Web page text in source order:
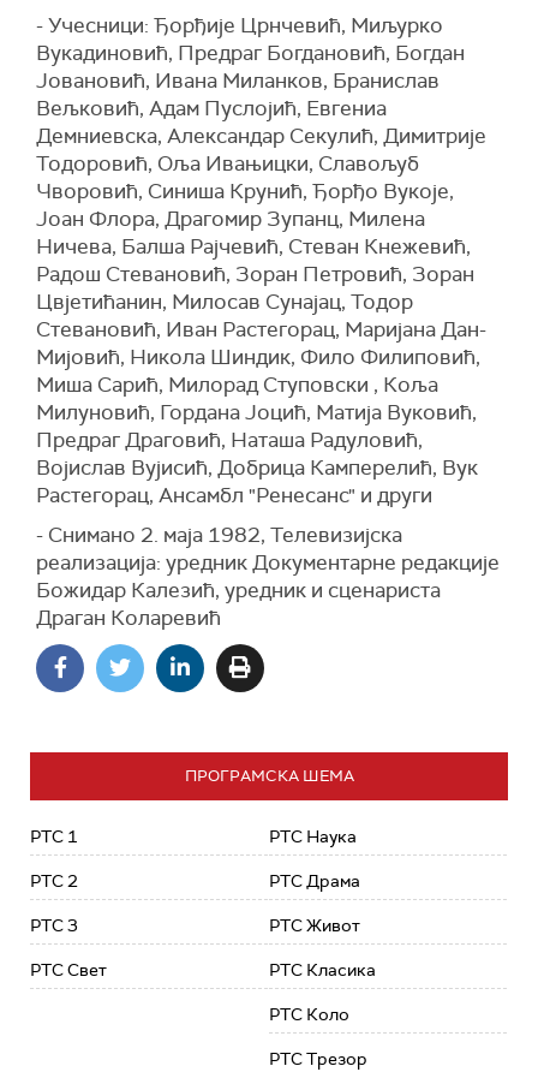
- Учесници: Ђорђије Црнчевић, Миљурко
Вукадиновић, Предраг Богдановић, Богдан
Јовановић, Ивана Миланков, Бранислав
Вељковић, Адам Пуслојић, Евгениа
Демниевска, Александар Секулић, Димитрије
Тодоровић, Оља Ивањицки, Славољуб
Чворовић, Синиша Крунић, Ђорђо Вукоје,
Јоан Флора, Драгомир Зупанц, Милена
Ничева, Балша Рајчевић, Стеван Кнежевић,
Радош Стевановић, Зоран Петровић, Зоран
Цвјетићанин, Милосав Сунајац, Тодор
Стевановић, Иван Растегорац, Маријана Дан-
Мијовић, Никола Шиндик, Фило Филиповић,
Миша Сарић, Милорад Ступовски , Коља
Милуновић, Гордана Јоцић, Матија Вуковић,
Предраг Драговић, Наташа Радуловић,
Војислав Вујисић, Добрица Камперелић, Вук
Растегорац, Ансамбл "Ренесанс" и други
- Снимано 2. маја 1982, Телевизијска
реализација: уредник Документарне редакције
Божидар Калезић, уредник и сценариста
Драган Коларевић
ПРОГРАМСКА ШЕМА
РТС 1
РТС 2
РТС 3
РТС Свет
РТС Наука
РТС Драма
РТС Живот
РТС Класика
РТС Коло
РТС Трезор